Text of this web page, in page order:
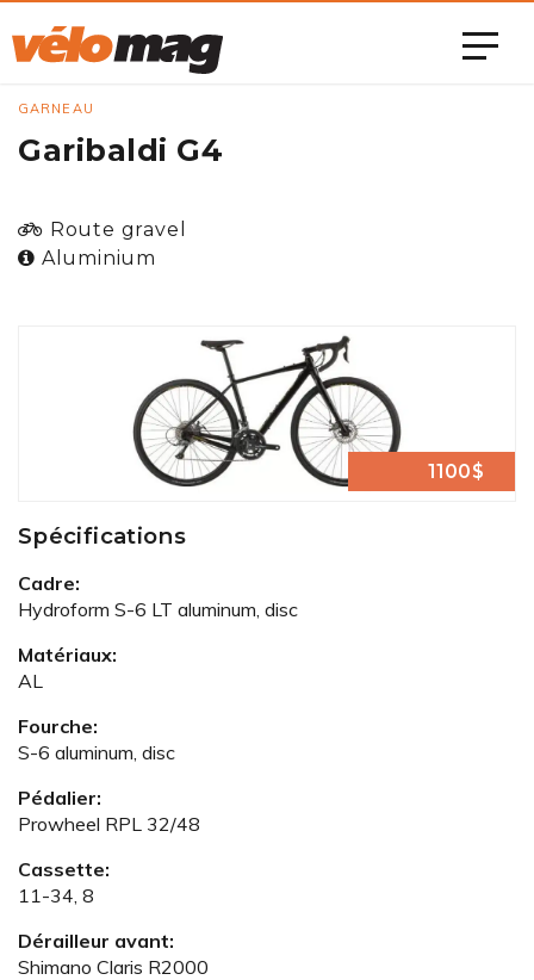
GARNEAU
Garibaldi G4
Route gravel
Aluminium
1100$
Spécifications
Cadre:
Hydroform S-6 LT aluminum, disc
Matériaux:
AL
Fourche:
S-6 aluminum, disc
Pédalier:
Prowheel RPL 32/48
Cassette:
11-34, 8
Dérailleur avant:
Shimano Claris R2000